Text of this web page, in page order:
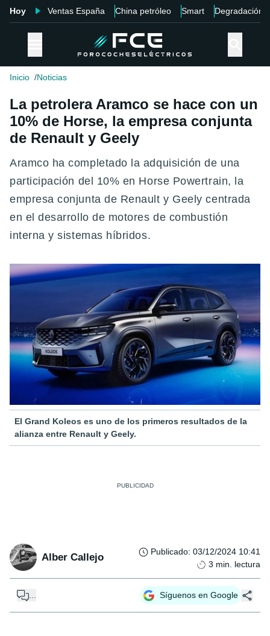
Hoy Ventas España China petróleo Smart Degradación
Inicio Noticias
La petrolera Aramco se hace con un
10% de Horse, la empresa conjunta
de Renault y Geely
Aramco ha completado la adquisición de una
participación del 10% en Horse Powertrain, la
empresa conjunta de Renault y Geely centrada
en el desarrollo de motores de combustión
interna y sistemas híbridos.
El Grand Koleos es uno de los primeros resultados de la
alianza entre Renault y Geely.
Alber Callejo Publicado: 03/12/2024 10:41
3 min. lectura
... Síguenos en Google